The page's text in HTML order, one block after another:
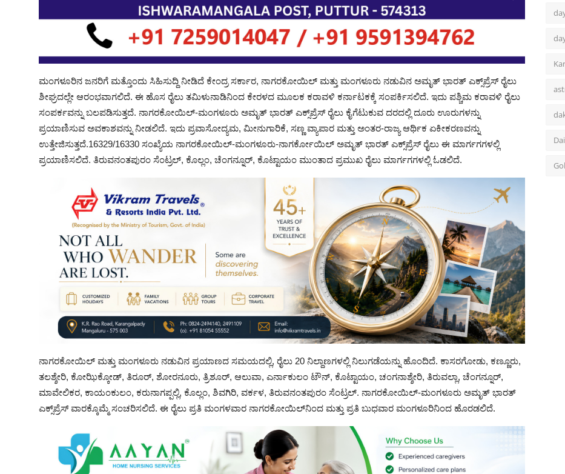
ಮಂಗಳೂರಿನ ಜನರಿಗೆ ಮತ್ತೊಂದು ಸಿಹಿಸುದ್ದಿ ನೀಡಿದೆ ಕೇಂದ್ರ ಸರ್ಕಾರ, ನಾಗರಕೋಯಿಲ್ ಮತ್ತು ಮಂಗಳೂರು ನಡುವಿನ ಅಮೃತ್ ಭಾರತ್ ಎಕ್ಸ್‌ಪ್ರೆಸ್ ರೈಲು
ಶೀಘ್ರದಲ್ಲೇ ಆರಂಭವಾಗಲಿದೆ. ಈ ಹೊಸ ರೈಲು ತಮಿಳುನಾಡಿನಿಂದ ಕೇರಳದ ಮೂಲಕ ಕರಾವಳಿ ಕರ್ನಾಟಕಕ್ಕೆ ಸಂಪರ್ಕಿಸಲಿದೆ. ಇದು ಪಶ್ಚಿಮ ಕರಾವಳಿ ರೈಲು
ಸಂಪರ್ಕವನ್ನು ಬಲಪಡಿಸುತ್ತದೆ. ನಾಗರಕೋಯಿಲ್-ಮಂಗಳೂರು ಅಮೃತ್ ಭಾರತ್ ಎಕ್ಸ್‌ಪ್ರೆಸ್ ರೈಲು ಕೈಗೆಟುಕುವ ದರದಲ್ಲಿ ದೂರು ಊರುಗಳನ್ನು
ಪ್ರಯಾಣಿಸುವ ಅವಕಾಶವನ್ನು ನೀಡಲಿದೆ. ಇದು ಪ್ರವಾಸೋದ್ಯಮ, ಮೀನುಗಾರಿಕೆ, ಸಣ್ಣ ವ್ಯಾಪಾರ ಮತ್ತು ಅಂತರ-ರಾಜ್ಯ ಆರ್ಥಿಕ ಏಕೀಕರಣವನ್ನು
ಉತ್ತೇಜಿಸುತ್ತದೆ.16329/16330 ಸಂಖ್ಯೆಯ ನಾಗರಕೋಯಿಲ್-ಮಂಗಳೂರು-ನಾಗರ್ಕೋಯಿಲ್ ಅಮೃತ್ ಭಾರತ್ ಎಕ್ಸ್‌ಪ್ರೆಸ್ ರೈಲು ಈ ಮಾರ್ಗಗಗಳಲ್ಲಿ
ಪ್ರಯಾಣಿಸಲಿದೆ. ತಿರುವನಂತಪುರಂ ಸೆಂಟ್ರಲ್, ಕೊಲ್ಲಂ, ಚೆಂಗನ್ನೂರ್, ಕೊಟ್ಟಾಯಂ ಮುಂತಾದ ಪ್ರಮುಖ ರೈಲು ಮಾರ್ಗಗಗಳಲ್ಲಿ ಓಡಲಿದೆ.
ನಾಗರಕೋಯಿಲ್ ಮತ್ತು ಮಂಗಳೂರು ನಡುವಿನ ಪ್ರಯಾಣದ ಸಮಯದಲ್ಲಿ, ರೈಲು 20 ನಿಲ್ದಾಣಗಳಲ್ಲಿ ನಿಲುಗಡೆಯನ್ನು ಹೊಂದಿದೆ. ಕಾಸರಗೋಡು, ಕಣ್ಣೂರು,
ತಲಶ್ಶೇರಿ, ಕೋಝಿಕ್ಕೋಡ್, ತಿರೂರ್, ಶೋರನೂರು, ತ್ರಿಶೂರ್, ಆಲುವಾ, ಎರ್ನಾಕುಲಂ ಟೌನ್, ಕೊಟ್ಟಾಯಂ, ಚಂಗನಾಶ್ಶೇರಿ, ತಿರುವಲ್ಲಾ, ಚೆಂಗನ್ನೂರ್,
ಮಾವೇಲಿಕರ, ಕಾಯಂಕುಲಂ, ಕರುನಾಗಪ್ಪಲ್ಲಿ, ಕೊಲ್ಲಂ, ಶಿವಗಿರಿ, ವರ್ಕಳ, ತಿರುವನಂತಪುರಂ ಸೆಂಟ್ರಲ್. ನಾಗರಕೋಯಿಲ್-ಮಂಗಳೂರು ಅಮೃತ್ ಭಾರತ್
ಎಕ್ಸ್‌ಪ್ರೆಸ್ ವಾರಕ್ಕೊಮ್ಮೆ ಸಂಚರಿಸಲಿದೆ. ಈ ರೈಲು ಪ್ರತಿ ಮಂಗಳವಾರ ನಾಗರಕೋಯಿಲ್‌ನಿಂದ ಮತ್ತು ಪ್ರತಿ ಬುಧವಾರ ಮಂಗಳೂರಿನಿಂದ ಹೊರಡಲಿದೆ.